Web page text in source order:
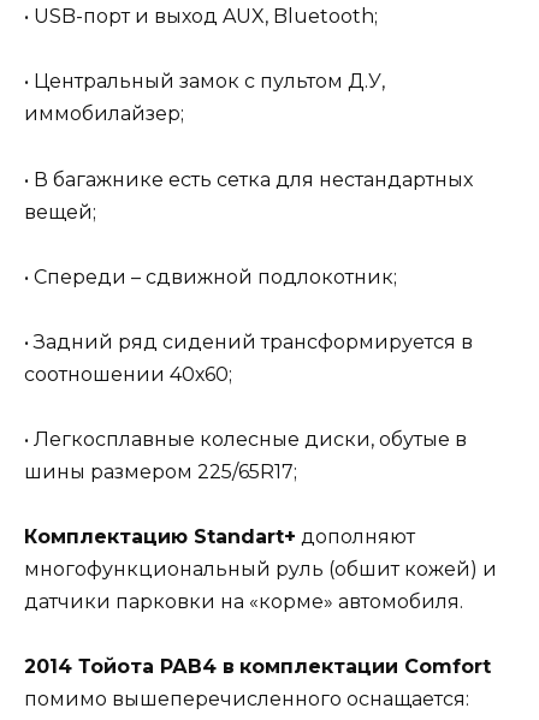
• USB-порт и выход AUX, Bluetooth;
• Центральный замок с пультом Д.У,
иммобилайзер;
• В багажнике есть сетка для нестандартных
вещей;
• Спереди – сдвижной подлокотник;
• Задний ряд сидений трансформируется в
соотношении 40х60;
• Легкосплавные колесные диски, обутые в
шины размером 225/65R17;
Комплектацию Standart+ дополняют
многофункциональный руль (обшит кожей) и
датчики парковки на «корме» автомобиля.
2014 Тойота РАВ4 в комплектации Comfort
помимо вышеперечисленного оснащается: